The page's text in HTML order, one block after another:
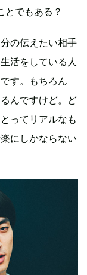
とでもある？
の伝えたい相手
活をしている人
す。もちろん
んですけど。ど
ってリアルなも
にしかならない